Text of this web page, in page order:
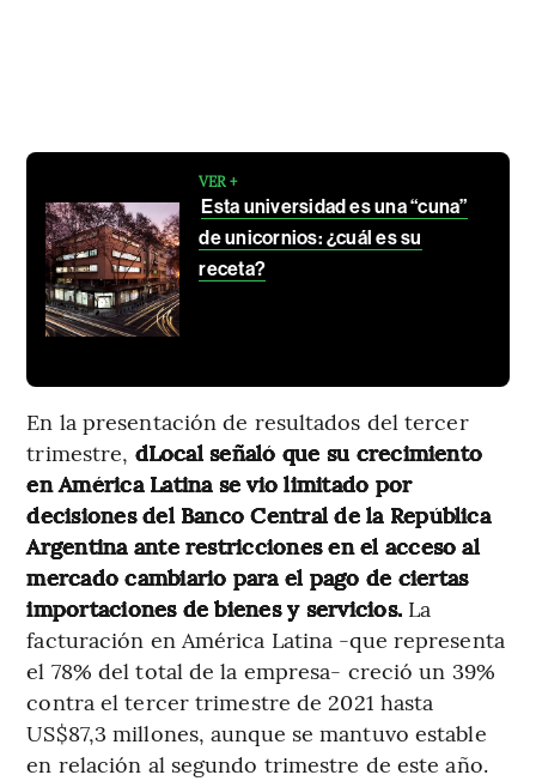
VER +
Esta universidad es una “cuna”
de unicornios: ¿cuál es su
receta?
En la presentación de resultados del tercer
trimestre, dLocal señaló que su crecimiento
en América Latina se vio limitado por
decisiones del Banco Central de la República
Argentina ante restricciones en el acceso al
mercado cambiario para el pago de ciertas
importaciones de bienes y servicios. La
facturación en América Latina -que representa
el 78% del total de la empresa- creció un 39%
contra el tercer trimestre de 2021 hasta
US$87,3 millones, aunque se mantuvo estable
en relación al segundo trimestre de este año.